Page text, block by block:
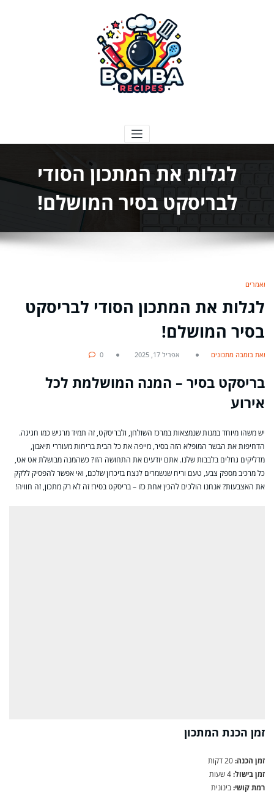
לגלות את המתכון הסודי
לבריסקט בסיר המושלם!
מאמרים
לגלות את המתכון הסודי לבריסקט
בסיר המושלם!
מאת בומבה מתכונים אפריל 17, 2025 0
בריסקט בסיר – המנה המושלמת לכל
אירוע
יש משהו מיוחד במנות שנמצאות במרכז השולחן, ולבריסקט, זה תמיד מרגיש כמו חגיגה.
הדחיפות את הבשר המופלא הזה בסיר, מייפה את כל הבית בריחות מעוררי תיאבון,
מדליקים גחלים בלבבות שלנו. אתם יודעים את התחושה הזו? כשהמנה מבושלת אט אט,
כל מרכיב מספק צבע, טעם וריח שנשמרים לנצח בזיכרון שלכם, ואי אפשר להפסיק ללקק
את האצבעות? אנחנו הולכים להכין אחת כזו – בריסקט בסיר! זה לא רק מתכון, זה חוויה!
זמן הכנת המתכון
זמן הכנה:
זמן בישול:
רמת קושי:בינונית